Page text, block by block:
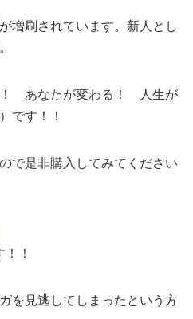
増刷されています。新人とし
！ あなたが変わる！ 人生が
です！！
で是非購入してみてください
！
を見逃してしまったという方